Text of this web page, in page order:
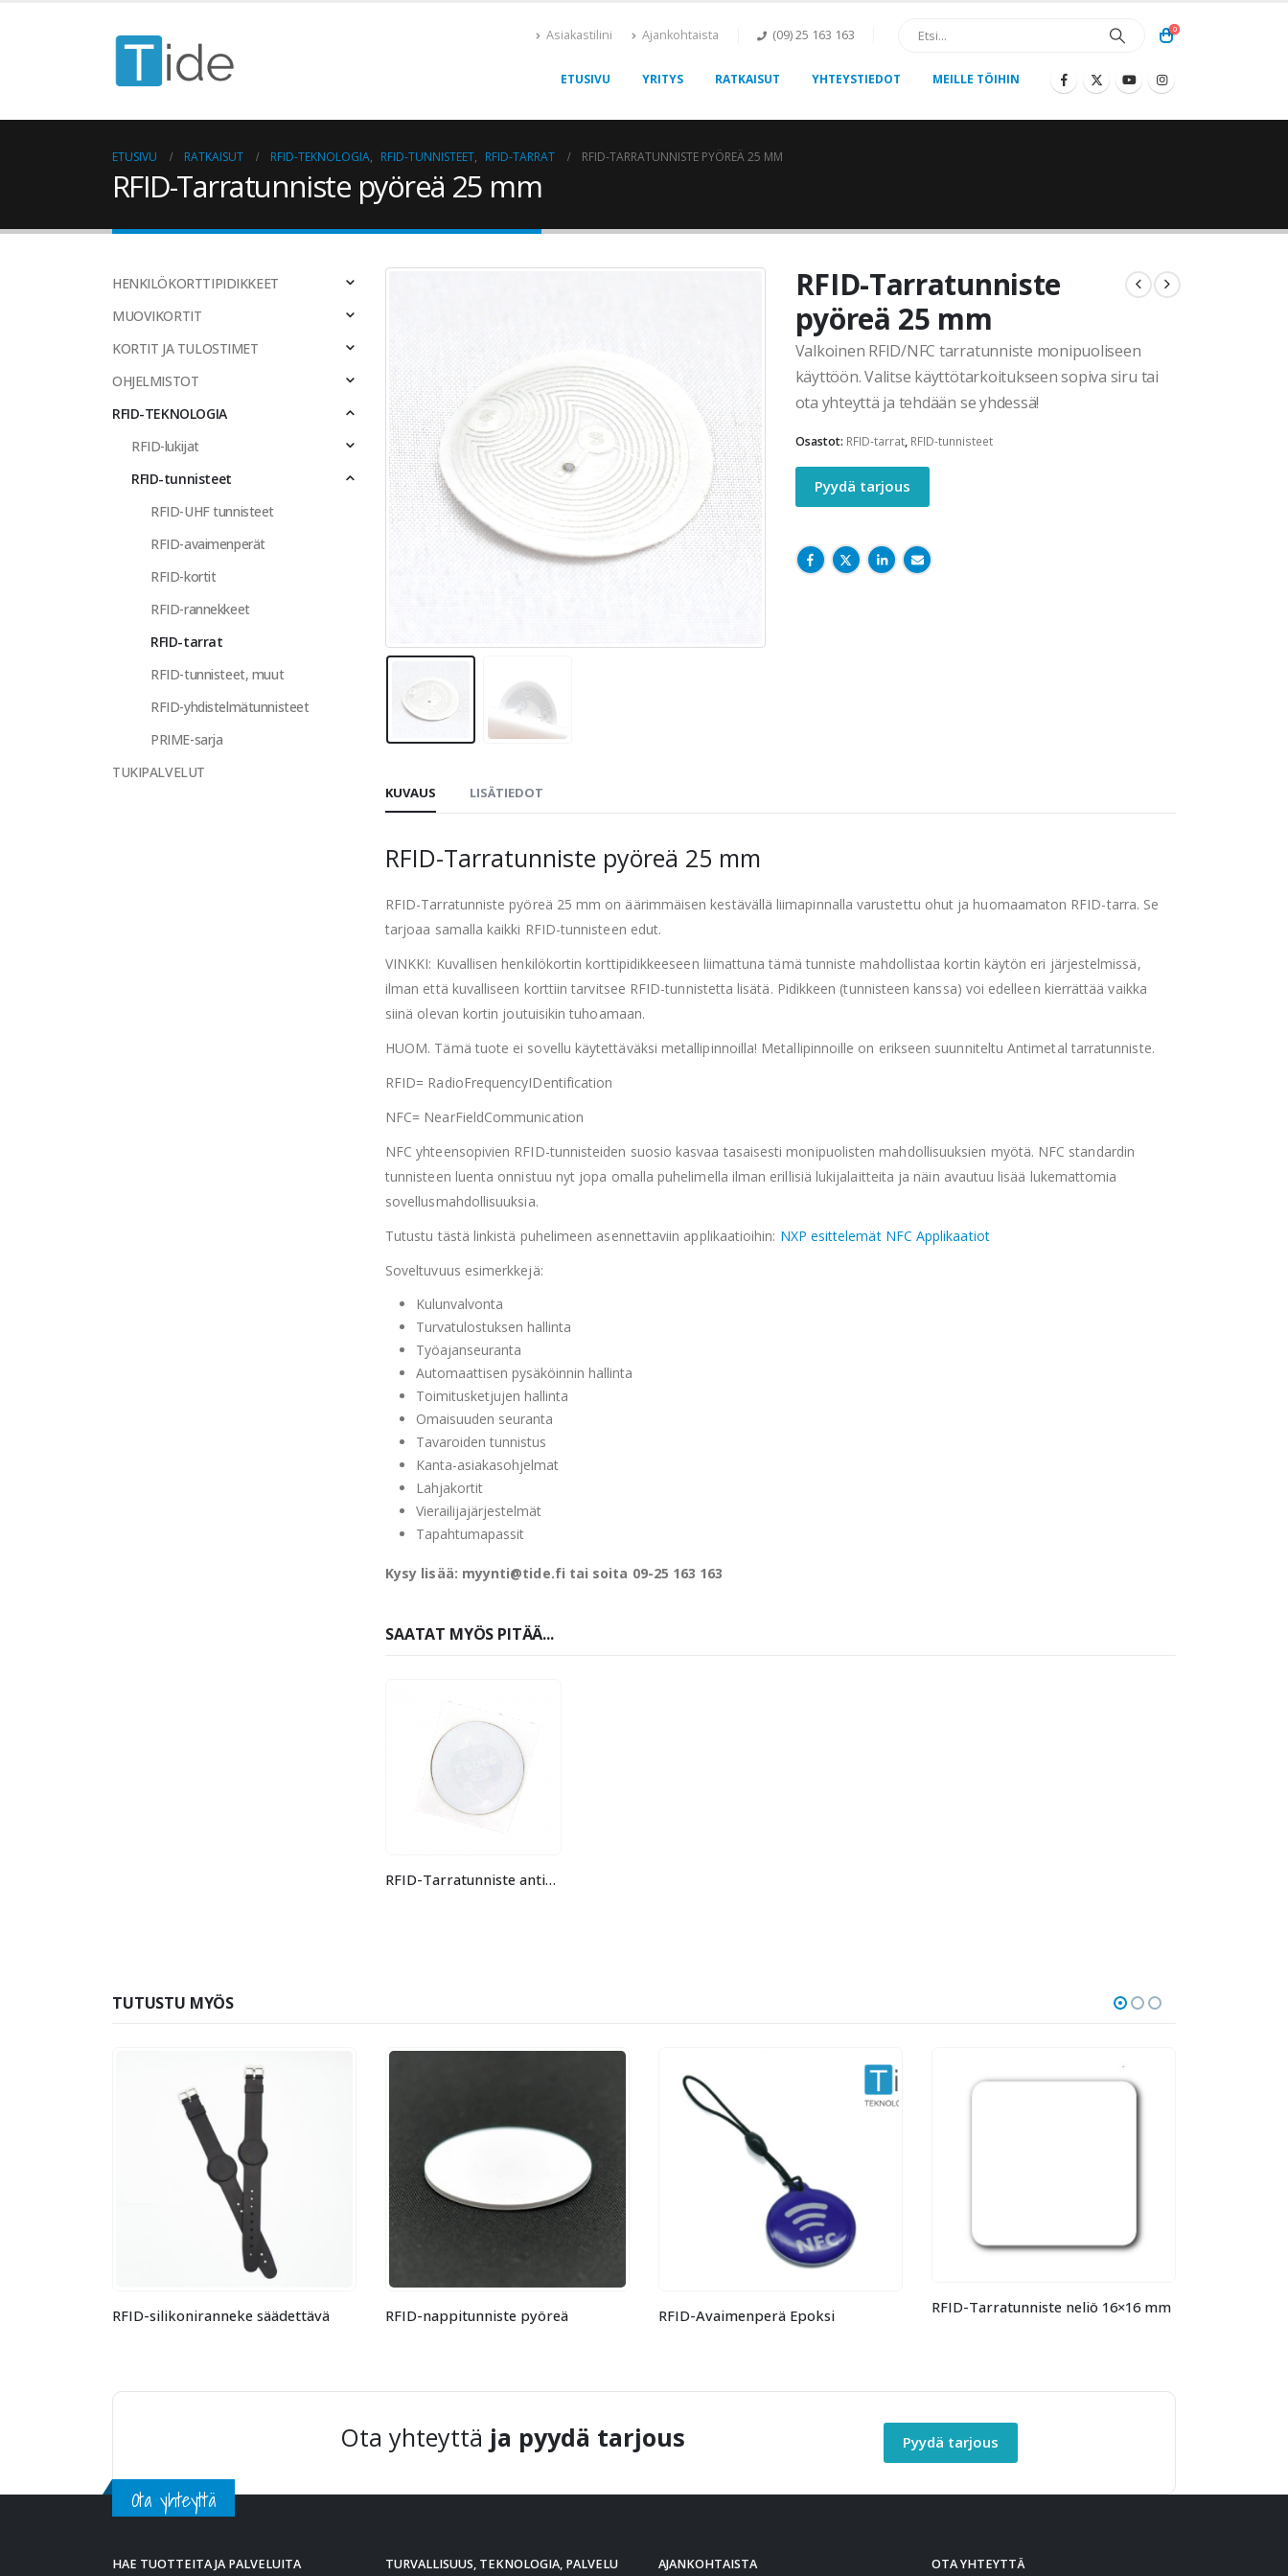
Asiakastilini Ajankohtaista (09) 25 163 163 0
ETUSIVU YRITYS RATKAISUT YHTEYSTIEDOT MEILLE TÖIHIN
ETUSIVU RATKAISUT RFID-TEKNOLOGIA, RFID-TUNNISTEET, RFID-TARRAT RFID-TARRATUNNISTE PYÖREÄ 25 MM
RFID-Tarratunniste pyöreä 25 mm
RFID-Tarratunniste
pyöreä 25 mm
Valkoinen RFID/NFC tarratunniste monipuoliseen
käyttöön. Valitse käyttötarkoitukseen sopiva siru tai
ota yhteyttä ja tehdään se yhdessä!
Osastot: RFID-tarrat, RFID-tunnisteet
Pyydä tarjous
KUVAUS LISÄTIEDOT
RFID-Tarratunniste pyöreä 25 mm
RFID-Tarratunniste pyöreä 25 mm on äärimmäisen kestävällä liimapinnalla varustettu ohut ja huomaamaton RFID-tarra. Se
tarjoaa samalla kaikki RFID-tunnisteen edut.
VINKKI: Kuvallisen henkilökortin korttipidikkeeseen liimattuna tämä tunniste mahdollistaa kortin käytön eri järjestelmissä,
ilman että kuvalliseen korttiin tarvitsee RFID-tunnistetta lisätä. Pidikkeen (tunnisteen kanssa) voi edelleen kierrättää vaikka
siinä olevan kortin joutuisikin tuhoamaan.
HUOM. Tämä tuote ei sovellu käytettäväksi metallipinnoilla! Metallipinnoille on erikseen suunniteltu Antimetal tarratunniste.
RFID= RadioFrequencyIDentification
NFC= NearFieldCommunication
NFC yhteensopivien RFID-tunnisteiden suosio kasvaa tasaisesti monipuolisten mahdollisuuksien myötä. NFC standardin
tunnisteen luenta onnistuu nyt jopa omalla puhelimella ilman erillisiä lukijalaitteita ja näin avautuu lisää lukemattomia
sovellusmahdollisuuksia.
Tutustu tästä linkistä puhelimeen asennettaviin applikaatioihin: NXP esittelemät NFC Applikaatiot
Soveltuvuus esimerkkejä:
Kulunvalvonta
Turvatulostuksen hallinta
Työajanseuranta
Automaattisen pysäköinnin hallinta
Toimitusketjujen hallinta
Omaisuuden seuranta
Tavaroiden tunnistus
Kanta-asiakasohjelmat
Lahjakortit
Vierailijajärjestelmät
Tapahtumapassit
Kysy lisää: myynti@tide.fi tai soita 09-25 163 163
SAATAT MYÖS PITÄÄ...
RFID-Tarratunniste antimetal pyöreä 25 mm
HENKILÖKORTTIPIDIKKEET
MUOVIKORTIT
KORTIT JA TULOSTIMET
OHJELMISTOT
RFID-TEKNOLOGIA
RFID-lukijat
RFID-tunnisteet
RFID-UHF tunnisteet
RFID-avaimenperät
RFID-kortit
RFID-rannekkeet
RFID-tarrat
RFID-tunnisteet, muut
RFID-yhdistelmätunnisteet
PRIME-sarja
TUKIPALVELUT
TUTUSTU MYÖS
RFID-nappitunniste pyöreä RFID-Avaimenperä Epoksi RFID-Tarratunniste neliö 16×16 mm RFID-kertakäyttömuoviranneke säädettävä
Ota yhteyttä ja pyydä tarjous Pyydä tarjous
Ota yhteyttä
HAE TUOTTEITA JA PALVELUITA TURVALLISUUS, TEKNOLOGIA, PALVELU AJANKOHTAISTA OTA YHTEYTTÄ